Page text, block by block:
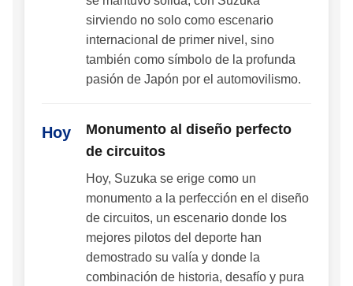
sirviendo no solo como escenario
internacional de primer nivel, sino
también como símbolo de la profunda
pasión de Japón por el automovilismo.
Hoy
Monumento al diseño perfecto
de circuitos
Hoy, Suzuka se erige como un
monumento a la perfección en el diseño
de circuitos, un escenario donde los
mejores pilotos del deporte han
demostrado su valía y donde la
combinación de historia, desafío y pura